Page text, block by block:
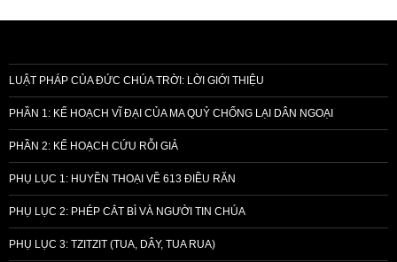
LUẬT PHÁP CỦA ĐỨC CHÚA TRỜI: LỜI GIỚI THIỆU
PHẦN 1: KẾ HOẠCH VĨ ĐẠI CỦA MA QUỶ CHỐNG LẠI DÂN NGOẠI
PHẦN 2: KẾ HOẠCH CỨU RỖI GIẢ
PHỤ LỤC 1: HUYỀN THOẠI VỀ 613 ĐIỀU RĂN
PHỤ LỤC 2: PHÉP CẮT BÌ VÀ NGƯỜI TIN CHÚA
PHỤ LỤC 3: TZITZIT (TUA, DÂY, TUA RUA)